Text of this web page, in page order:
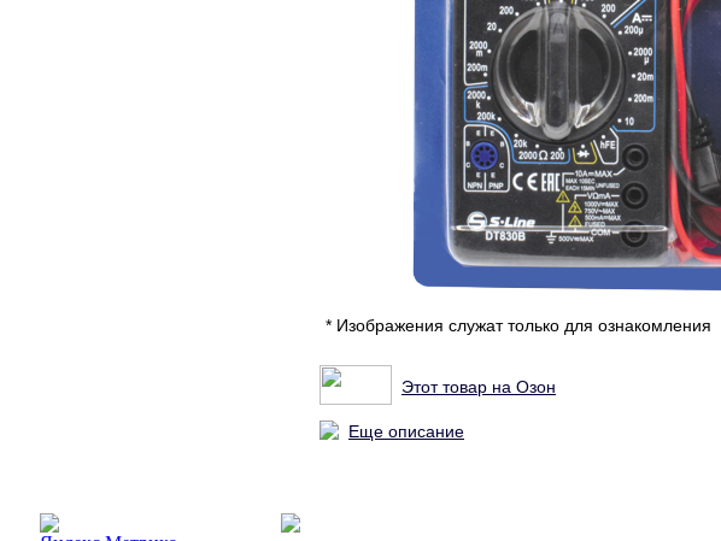
* Изображения служат только для ознакомления
Этот товар на Озон
Еще описание